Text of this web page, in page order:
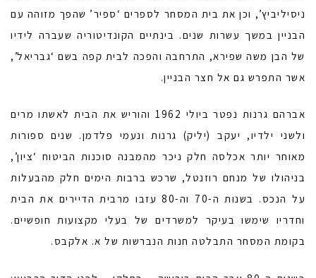
ניסיליביץ’, וכן את בית המסחר לספרים ‘ספיר’ שהפך מזוהה עם
הבניין במשך עשרות שנים. בינתיים הקונדיטוריה שעברה לידיו
של הבן משה שפירא, התרחבה והפכה לבית קפה בשם ‘גבריאל’,
אשר התפרש גם אל חצר הבניין.
אברהם גרנות נפטר ביולי 1962 והוריש את הבית לאשתו מרים
ולשני ילדיו, יעקב (יליק) גרנות ונעמי פלדמן. שנים ספורות
מאוחר יותר אכלסה חלק ניכר מהמבנה סוכנות הביטוח ‘ציון’,
בניהולו של מנחם רוזנטל, שרכש ברבות הימים חלק מהבעלות
על הנכס. בשנות ה-70 וה-80 עזבו מרבית הדיירים את הבית
וחדריו שימשו בעיקר למשרדים של בעלי מקצועות חופשיים.
בקומת המסחר התבלטה חנות הנברשות של א. אלקבס.